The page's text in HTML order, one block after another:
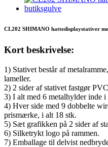
CL202 SHIMANO hattedisplaystativer
Kort beskrivelse:
1) Stativet består af
lameller.
2) 2 sider af stativet fastgør
3) I alt med 6 metalhylder inde i
4) Hver side med 9 dobbelte
prismærke, i alt 18 stk.
5) Sæt grafikken på 2 sider af
6) Silketrykt logo på rammen.
7) Emballage til delvist